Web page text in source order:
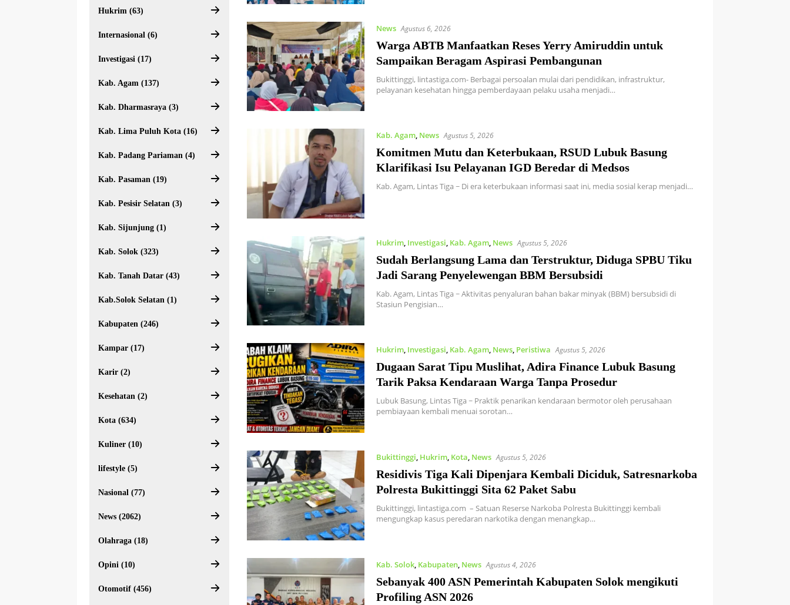
Hukrim (63)
Internasional (6)
Investigasi (17)
Kab. Agam (137)
Kab. Dharmasraya (3)
Kab. Lima Puluh Kota (16)
Kab. Padang Pariaman (4)
Kab. Pasaman (19)
Kab. Pesisir Selatan (3)
Kab. Sijunjung (1)
Kab. Solok (323)
Kab. Tanah Datar (43)
Kab.Solok Selatan (1)
Kabupaten (246)
Kampar (17)
Karir (2)
Kesehatan (2)
Kota (634)
Kuliner (10)
lifestyle (5)
Nasional (77)
News (2062)
Olahraga (18)
Opini (10)
Otomotif (456)
News Agustus 6, 2026
Warga ABTB Manfaatkan Reses Yerry Amiruddin untuk
Sampaikan Beragam Aspirasi Pembangunan
Bukittinggi, lintastiga.com- Berbagai persoalan mulai dari pendidikan, infrastruktur,
pelayanan kesehatan hingga pemberdayaan pelaku usaha menjadi…
Kab. Agam, News Agustus 5, 2026
Komitmen Mutu dan Keterbukaan, RSUD Lubuk Basung
Klarifikasi Isu Pelayanan IGD Beredar di Medsos
Kab. Agam, Lintas Tiga ~ Di era keterbukaan informasi saat ini, media sosial kerap menjadi…
Hukrim, Investigasi, Kab. Agam, News Agustus 5, 2026
Sudah Berlangsung Lama dan Terstruktur, Diduga SPBU Tiku
Jadi Sarang Penyelewengan BBM Bersubsidi
Kab. Agam, Lintas Tiga ~ ​Aktivitas penyaluran bahan bakar minyak (BBM) bersubsidi di
Stasiun Pengisian…
Hukrim, Investigasi, Kab. Agam, News, Peristiwa Agustus 5, 2026
Dugaan Sarat Tipu Muslihat, Adira Finance Lubuk Basung
Tarik Paksa Kendaraan Warga Tanpa Prosedur
Lubuk Basung, Lintas Tiga ~ Praktik penarikan kendaraan bermotor oleh perusahaan
pembiayaan kembali menuai sorotan…
Bukittinggi, Hukrim, Kota, News Agustus 5, 2026
Residivis Tiga Kali Dipenjara Kembali Diciduk, Satresnarkoba
Polresta Bukittinggi Sita 62 Paket Sabu
Bukittinggi, lintastiga.com – Satuan Reserse Narkoba Polresta Bukittinggi kembali
mengungkap kasus peredaran narkotika dengan menangkap…
Kab. Solok, Kabupaten, News Agustus 4, 2026
Sebanyak 400 ASN Pemerintah Kabupaten Solok mengikuti
Profiling ASN 2026